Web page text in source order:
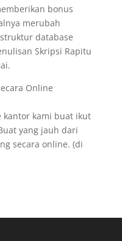
bonus
merubah
database
Skripsi Rapitu
Online
kantor kami buat ikut
yang jauh dari
secara online. (di